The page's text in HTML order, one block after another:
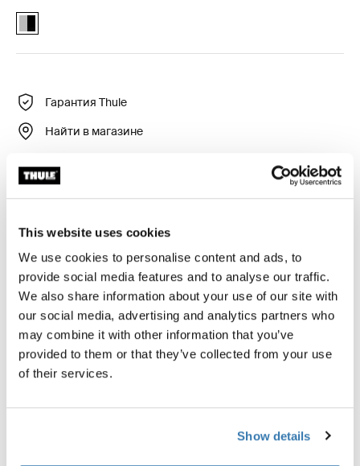
This website uses cookies
We use cookies to personalise content and ads, to
provide social media features and to analyse our traffic.
We also share information about your use of our site with
our social media, advertising and analytics partners who
may combine it with other information that you’ve
provided to them or that they’ve collected from your use
of their services.
Show details
Thule Epos Bike Repair Holder Aluminum/Black (selected)
Гарантия Thule
Найти в магазине
Без труда отрегулируйте или отремонтируйте ваш
велосипеда Thule Epos — это дополнительный
аксессуар, который крепится к Thule Epos, чтобы
конструкция была устойчивой и пригодной для
технического обслуживания в любой момент.
Данное устройство не позволяет держателю рамы
вращаться и оснащено специально разработанной
для него магнитной платформой, где удобно
размещать инструменты и велосипедные